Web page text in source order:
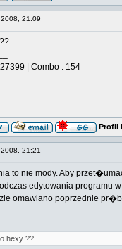
2008, 21:09
| Combo : 154
Profil
2008, 21:21
to nie mody. Aby
edytowania programu
omawiano poprzednie
hexy ??